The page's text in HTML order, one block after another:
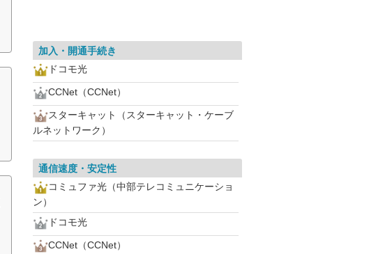
加入・開通手続き
ドコモ光
CCNet（CCNet）
スターキャット（スターキャット・ケーブ
ルネットワーク）
通信速度・安定性
コミュファ光（中部テレコミュニケーショ
ン）
ドコモ光
CCNet（CCNet）